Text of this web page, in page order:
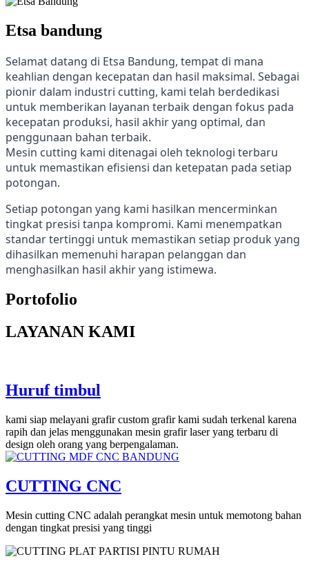
Etsa bandung
Selamat datang di Etsa Bandung, tempat di mana
keahlian dengan kecepatan dan hasil maksimal. Sebagai
pionir dalam industri cutting, kami telah berdedikasi
untuk memberikan layanan terbaik dengan fokus pada
kecepatan produksi, hasil akhir yang optimal, dan
penggunaan bahan terbaik.
Mesin cutting kami ditenagai oleh teknologi terbaru
untuk memastikan efisiensi dan ketepatan pada setiap
potongan.
Setiap potongan yang kami hasilkan mencerminkan
tingkat presisi tanpa kompromi. Kami menempatkan
standar tertinggi untuk memastikan setiap produk yang
dihasilkan memenuhi harapan pelanggan dan
menghasilkan hasil akhir yang istimewa.
Portofolio
LAYANAN KAMI
Huruf timbul
kami siap melayani grafir custom grafir kami sudah terkenal karena
rapih dan jelas menggunakan mesin grafir laser yang terbaru di
design oleh orang yang berpengalaman.
CUTTING CNC
Mesin cutting CNC adalah perangkat mesin untuk memotong bahan
dengan tingkat presisi yang tinggi